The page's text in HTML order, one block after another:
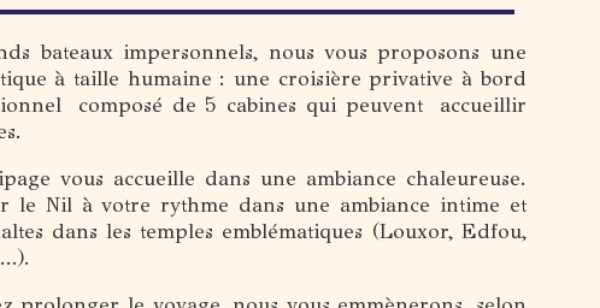
bateaux impersonnels, nous vous proposons une
à taille humaine : une croisière privative à bord
composé de 5 cabines qui peuvent accueillir
vous accueille dans une ambiance chaleureuse.
le Nil à votre rythme dans une ambiance intime et
dans les temples emblématiques (Louxor, Edfou,